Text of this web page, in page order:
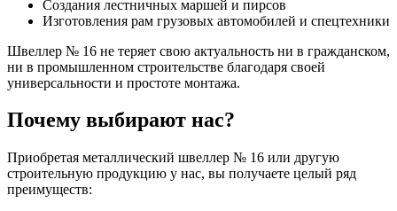
Создания лестничных маршей и пирсов
Изготовления рам грузовых автомобилей и спецтехники
Швеллер № 16 не теряет свою актуальность ни в гражданском,
ни в промышленном строительстве благодаря своей
универсальности и простоте монтажа.
Почему выбирают нас?
Приобретая металлический швеллер № 16 или другую
строительную продукцию у нас, вы получаете целый ряд
преимуществ: